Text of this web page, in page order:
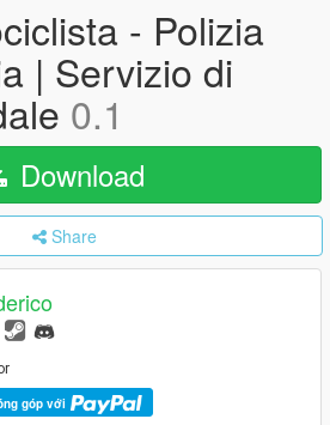
- Polizia
| Servizio di
0.1
Download
Share
góp với